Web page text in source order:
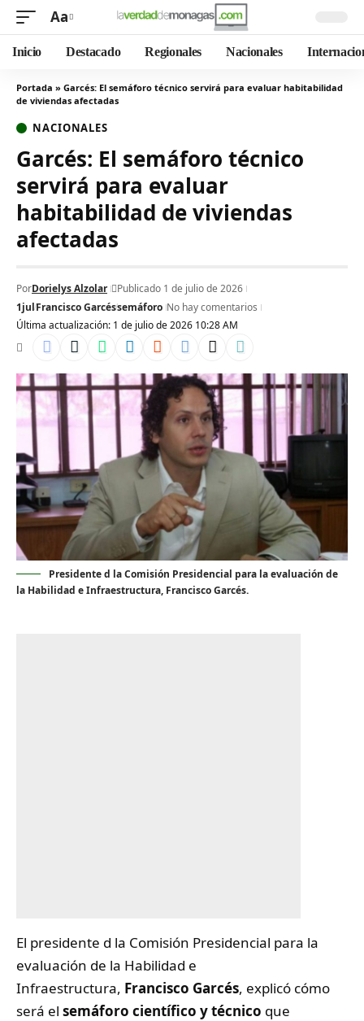
Aa
Inicio Destacado Regionales Nacionales
Portada » Garcés: El semáforo técnico servirá para evaluar habitabilidad
de viviendas afectadas
NACIONALES
Garcés: El semáforo técnico
servirá para evaluar
habitabilidad de viviendas
afectadas
Última actualización: 1 de julio de 2026 10:28 AM
PorDorielys Alzolar
Publicado 1 de julio de 2026
1julFrancisco Garcéssemáforo No hay comentarios
Presidente d la Comisión Presidencial para la evaluación de
la Habilidad e Infraestructura, Francisco Garcés.
El presidente d la Comisión Presidencial para la
evaluación de la Habilidad e
Infraestructura, Francisco Garcés, explicó cómo
será el semáforo científico y técnico que